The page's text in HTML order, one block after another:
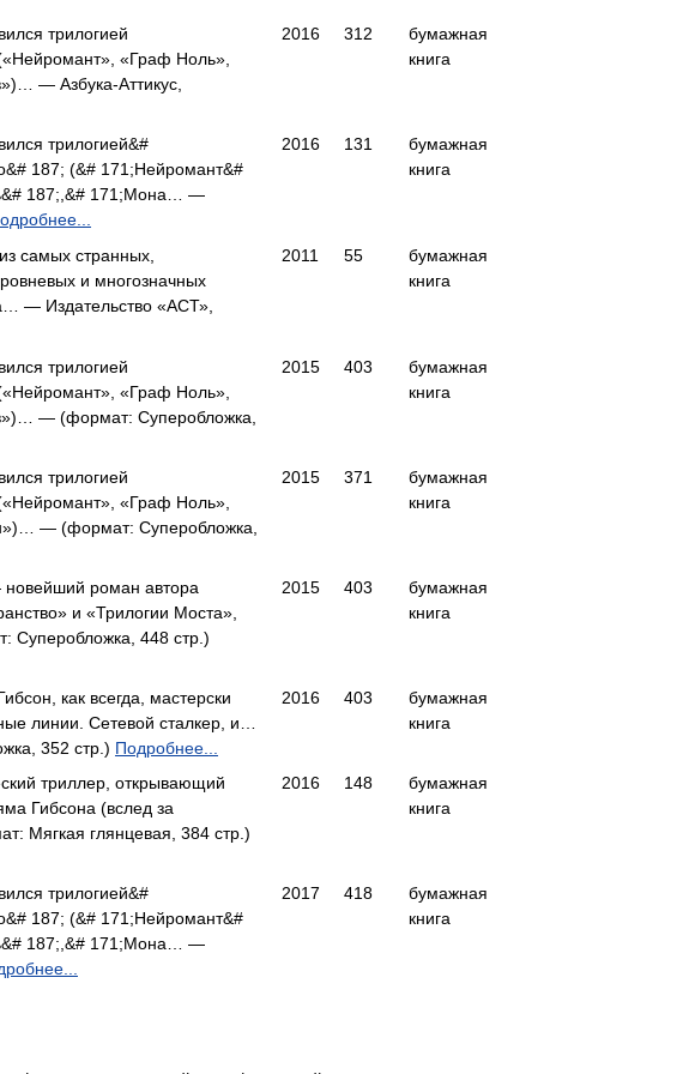
трилогией
«Граф Ноль»,
— Азбука-Аттикус,
2016 312
бумажная
книга
трилогией&#
187; (&# 171;Нейромант&#
187;,&# 171;Мона… —
2016 131
бумажная
книга
самых странных,
и многозначных
— Издательство «АСТ»,
2011 55
бумажная
книга
трилогией
«Граф Ноль»,
— (формат: Суперобложка,
2015 403
бумажная
книга
трилогией
«Граф Ноль»,
— (формат: Суперобложка,
2015 371
бумажная
книга
роман автора
и «Трилогии Моста»,
448 стр.)
2015 403
бумажная
книга
как всегда, мастерски
линии. Сетевой сталкер, и…
352 стр.) Подробнее...
2016 403
бумажная
книга
триллер, открывающий
Гибсона (вслед за
Мягкая глянцевая, 384 стр.)
2016 148
бумажная
книга
трилогией&#
187; (&# 171;Нейромант&#
187;,&# 171;Мона… —
2017 418
бумажная
книга